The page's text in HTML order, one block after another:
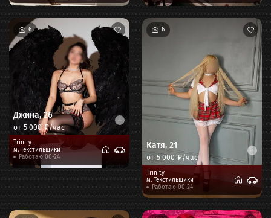
Джина,26
от 5 000 ₽/час
Trinity
м. Текстильщики
Работаю 00-24
6
Катя, 21
от 5 000₽/час
Trinity
м. Текстильщики
Работаю 00-24
6